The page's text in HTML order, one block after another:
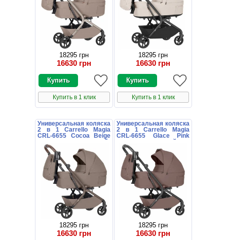
18295 грн
16630 грн
Купить в 1 клик
18295 грн
16630 грн
Купить в 1 клик
Универсальная коляска
2 в 1 Carrello Magia
CRL-6655 Cocoa Beige
коричневая с сумочкой
18295 грн
16630 грн
Универсальная коляска
2 в 1 Carrello Magia
CRL-6655 Glace Pink
розовая с сумочкой
18295 грн
16630 грн